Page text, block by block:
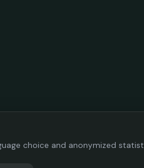
choice and anonymized